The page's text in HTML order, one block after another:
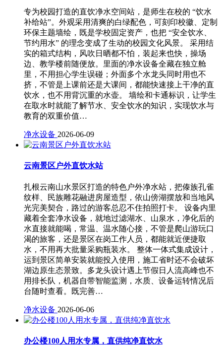
专为校园打造的直饮净水空间站，是师生在校的 “饮水
补给站”。外观采用清爽的白绿配色，可刻印校徽、定制
环保主题墙绘，既是学校固定资产，也把 “安全饮水、
节约用水” 的理念变成了生动的校园文化风景。 采用结
实的箱式结构，风吹日晒都不怕，装起来也快，操场
边、教学楼前随便放。里面的净水设备全藏在独立舱
里，不用担心学生误碰；外面多个水龙头同时用也不
挤，不管是上课前还是大课间，都能快速接上干净的直
饮水，也不用背沉重的水壶。 墙绘和卡通标识，让学生
在取水时就能了解节水、安全饮水的知识，实现饮水与
教育的双重价值…
净水设备 2026-06-09
云南景区户外直饮水站
扎根云南山水景区打造的特色户外净水站，把傣族孔雀
纹样、民族雕花融进房屋造型，依山傍湖摆放和当地风
光完美契合，路过的游客总忍不住拍照打卡。 设备内里
藏着全套净水设备，就地过滤湖水、山泉水，净化后的
水直接就能喝，常温、温水随心接，不管是爬山游玩口
渴的旅客，还是景区在岗工作人员，都能就近便捷取
水，不用再大批量采购瓶装水。 整体一体式集成设计，
运到景区简单安装就能投入使用，施工省时还不会破坏
湖边原生态景致。多龙头设计遇上节假日人流高峰也不
用排长队，机器自带智能监测，水质、设备运转情况后
台随时查看。既完善…
净水设备 2026-06-06
办公楼100人用水专属，直供纯净直饮水